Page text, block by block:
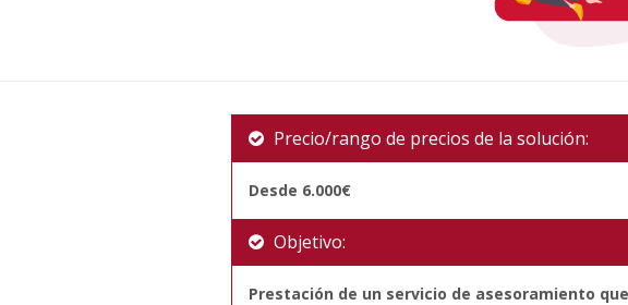
Precio/rango de precios de la solución:
Desde 6.000€
Objetivo:
Prestación de un servicio de asesoramiento